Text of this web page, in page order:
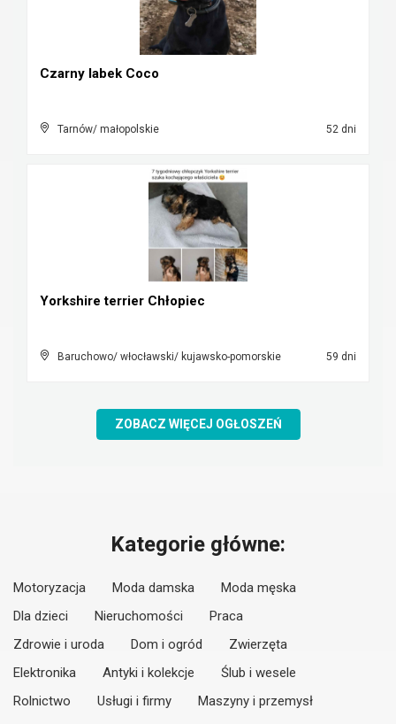
Czarny labek Coco
Tarnów/ małopolskie 52 dni
Yorkshire terrier Chłopiec
Baruchowo/ włocławski/ kujawsko-pomorskie 59 dni
ZOBACZ WIĘCEJ OGŁOSZEŃ
Kategorie główne:
Motoryzacja Moda damska
Moda męska
Dla dzieci
Nieruchomości
Praca
Zdrowie i uroda
Dom i ogród
Zwierzęta
Elektronika
Antyki i kolekcje
Ślub i wesele
Rolnictwo
Usługi i firmy
Maszyny i przemysł